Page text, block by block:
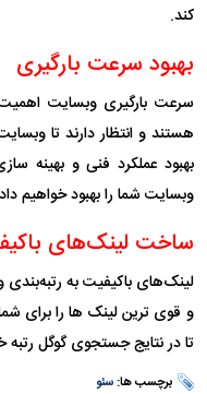
کند.
بهبود سرعت بارگیری
سرعت بارگیری وبسایت اهمیت
هستند و انتظار دارند تا
بهبود عملکرد فنی و بهینه‌
وبسایت شما را بهبود خواهیم
ساخت لینک‌های
لینک‌های باکیفیت به
و قوی ترین لینک ها را برای
تا در نتایج جستجوی گوگل
برچسب ها:سئو